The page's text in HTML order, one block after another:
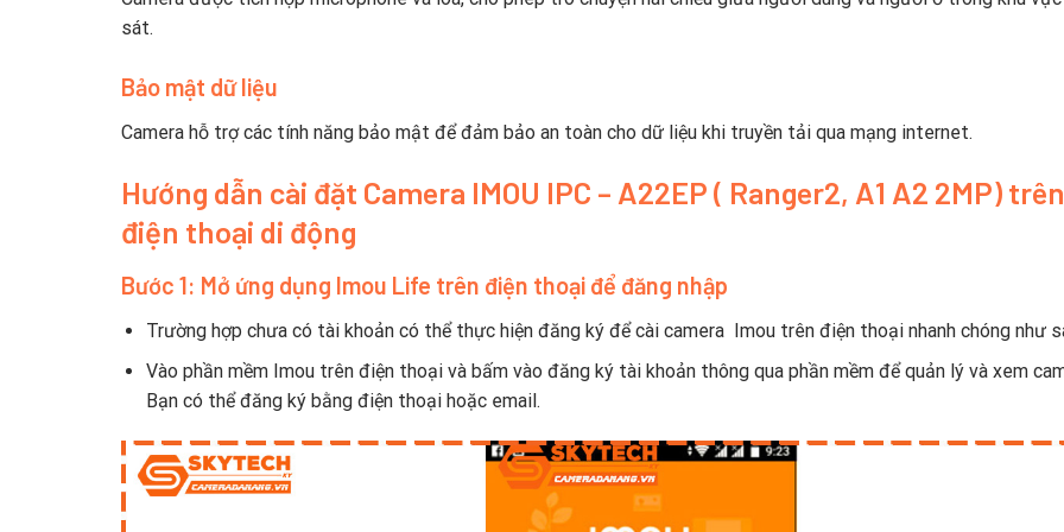
sát.
Bảo mật dữ liệu
Camera hỗ trợ các tính năng bảo mật để đảm bảo an toàn cho dữ liệu khi truyền tải qua mạng internet.
Hướng dẫn cài đặt Camera IMOU IPC – A22EP ( Ranger2, A1 A2 2MP) trên
điện thoại di động
Bước 1: Mở ứng dụng Imou Life trên điện thoại để đăng nhập
Trường hợp chưa có tài khoản có thể thực hiện đăng ký để cài camera Imou trên điện thoại nhanh chóng như
Vào phần mềm Imou trên điện thoại và bấm vào đăng ký tài khoản thông qua phần mềm để quản lý và xem
Bạn có thể đăng ký bằng điện thoại hoặc email.